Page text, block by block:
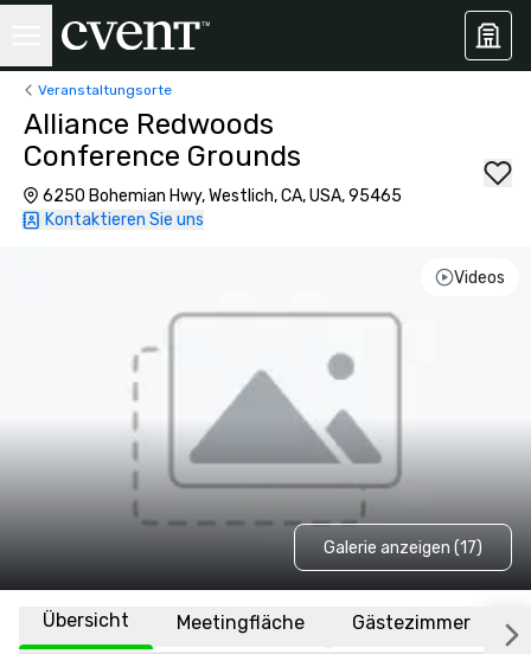
Veranstaltungsorte
Alliance Redwoods
Conference Grounds
6250 Bohemian Hwy, Westlich, CA, USA, 95465
Kontaktieren Sie uns
Videos
Galerie anzeigen (17)
Übersicht Meetingfläche Gästezimmer